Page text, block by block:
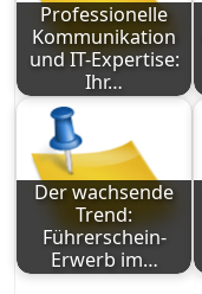
Professionelle
Kommunikation
und IT-Expertise:
Ihr…
Der wachsende
Trend:
Führerschein-
Erwerb im…